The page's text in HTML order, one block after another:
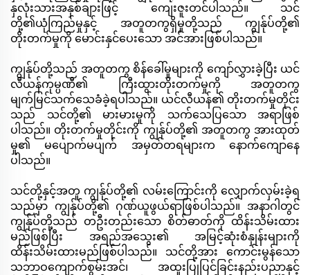
နှလုံးသားအနှစ်ချားဖြင့် ကျေးဇူးတင်ပါသည်။ သင်
တို့၏ယုံကြည်မှုနှင့် အတူတကွရှိမှုတို့သည် ကျွန်ုပ်တို့၏
တိုးတက်မှုကို မောင်းနှင်ပေးသော အင်အားဖြစ်ပါသည်။
ကျွန်ုပ်တို့သည် အတူတကွ စိန်ခေါ်မှုများကို ကျော်လွှားခဲ့ပြီး ယင်
လီယန်ကုမ္ပဏီ၏ ကြီးထွားတိုးတက်မှုကို အတူတကွ
မျက်မြင်သက်သေခံခဲ့ရပါသည်။ ယင်လီယန်၏ တိုးတက်မှုတိုင်း
သည် သင်တို့၏ မားမားမှုကို သက်သေပြသော အရာဖြစ်
ပါသည်။ တိုးတက်မှုတိုင်းကို ကျွန်ုပ်တို့၏ အတူတကွ အားထုတ်
မှု၏ မပျောက်မပျက် အမှတ်တရများက နောက်ကျောနေ
ပါသည်။
သင်တို့နှင့်အတူ ကျွန်ုပ်တို့၏ လမ်းကြောင်းကို လျှောက်လှမ်းခဲ့ရ
သည်မှာ ကျွန်ုပ်တို့၏ ဂုဏ်ယူဖွယ်ရာဖြစ်ပါသည်။ အနာဂါတွင်
ကျွန်ုပ်တို့သည် တဦးတည်းသော စိတ်ဓာတ်ကို ထိန်းသိမ်းထား
မည်ဖြစ်ပြီး အရည်အသွေး၏ အမြင့်ဆုံးစံနှုန်းများကို
ထိန်းသိမ်းထားမည်ဖြစ်ပါသည်။ သင်တို့အား ကောင်းမွန်သော
သဘာဝကျောက်စွမ်းအင်၊ အထူးပြုပြင်ခြင်းနည်းပညာနှင့်